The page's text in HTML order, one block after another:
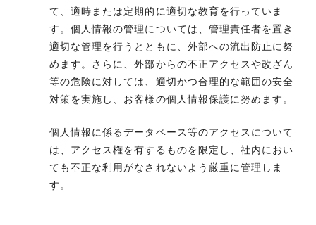
て、適時または定期的に適切な教育を行っていま
す。個人情報の管理については、管理責任者を置き
適切な管理を行うとともに、外部への流出防止に努
めます。さらに、外部からの不正アクセスや改ざん
等の危険に対しては、適切かつ合理的な範囲の安全
対策を実施し、お客様の個人情報保護に努めます。
個人情報に係るデータベース等のアクセスについて
は、アクセス権を有するものを限定し、社内におい
ても不正な利用がなされないよう厳重に管理しま
す。